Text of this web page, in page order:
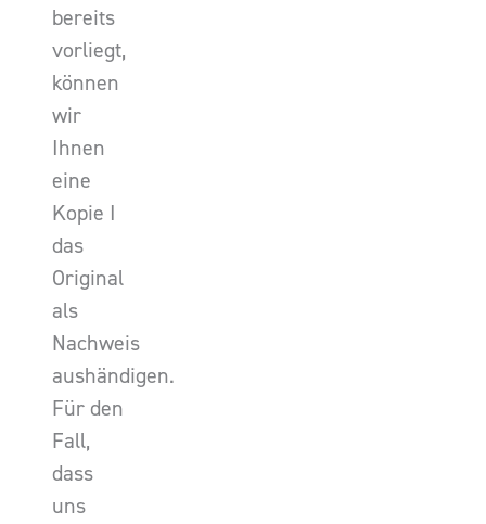
bereits
vorliegt,
können
wir
Ihnen
eine
Kopie I
das
Original
als
Nachweis
aushändigen.
Für den
Fall,
dass
uns